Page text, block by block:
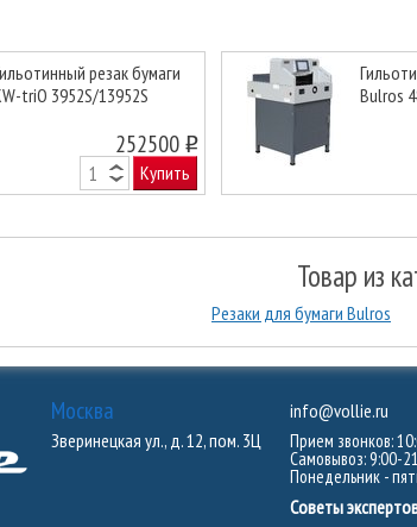
резак бумаги
triО 3952S/13952S
252500 o
Купить
Bulros
Товар из
Резаки для бумаги Bulros
Москва
Зверинецкая ул., д. 12, пом. 3Ц
info@vollie.ru
Прием звонков:
Самовывоз: 9:00-
Понедельник -
Советы